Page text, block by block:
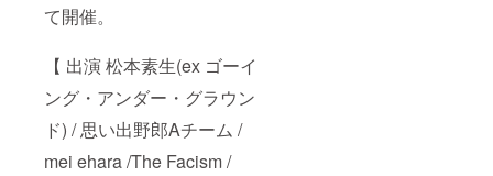
て開催。
【 出演 松本素生(ex ゴーイ
ング・アンダー・グラウン
ド) / 思い出野郎Aチーム /
mei ehara /The Facism /